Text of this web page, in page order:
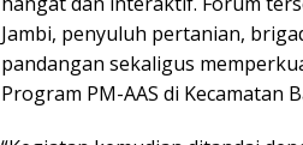
Jambi, penyuluh pertanian,
pandangan sekaligus
Program PM-AAS di Kecamatan